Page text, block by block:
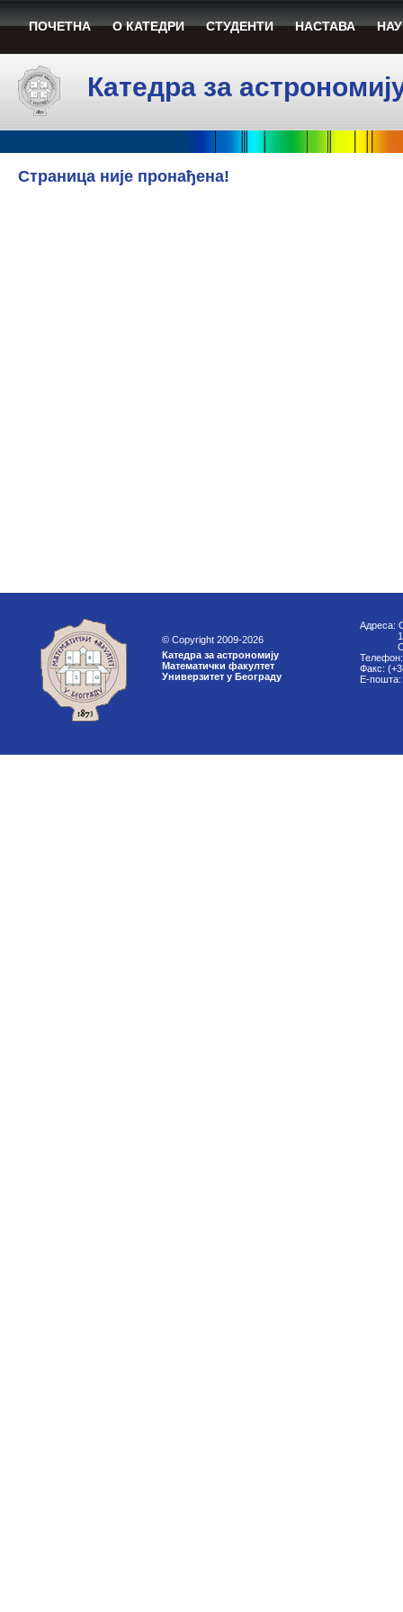
ПОЧЕТНА О КАТЕДРИ СТУДЕНТИ НАСТАВА
Катедра за
Стрaницa ниje прoнaђeнa!
© Copyright 2009-2026
Катедра за астрономију
Математички факултет
Универзитет у Београду
Адреса:
Факс:
Е-пошта: